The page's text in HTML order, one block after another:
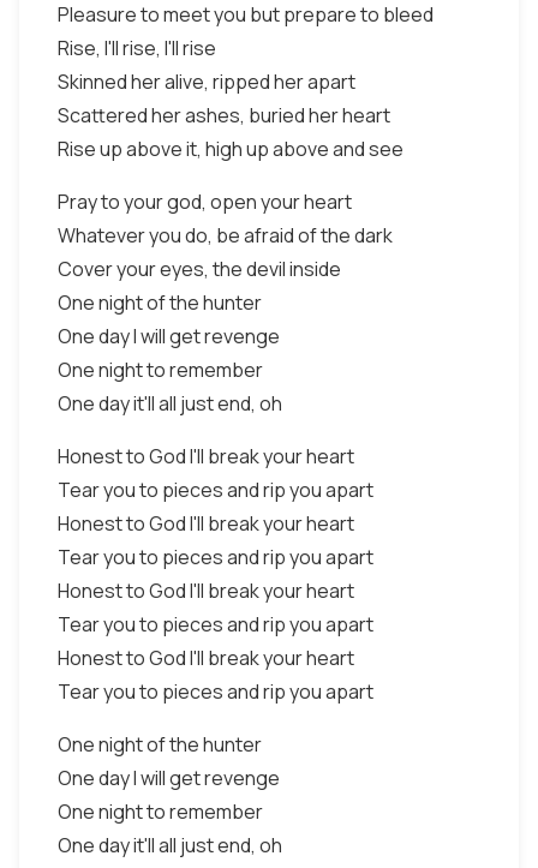
Pleasure to meet you but prepare to bleed
Rise, I'll rise, I'll rise
Skinned her alive, ripped her apart
Scattered her ashes, buried her heart
Rise up above it, high up above and see
Pray to your god, open your heart
Whatever you do, be afraid of the dark
Cover your eyes, the devil inside
One night of the hunter
One day I will get revenge
One night to remember
One day it'll all just end, oh
Honest to God I'll break your heart
Tear you to pieces and rip you apart
Honest to God I'll break your heart
Tear you to pieces and rip you apart
Honest to God I'll break your heart
Tear you to pieces and rip you apart
Honest to God I'll break your heart
Tear you to pieces and rip you apart
One night of the hunter
One day I will get revenge
One night to remember
One day it'll all just end, oh